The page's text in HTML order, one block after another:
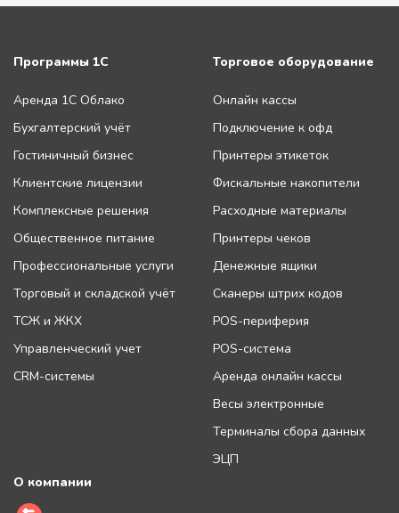
Программы 1С
Аренда 1С Облако
Бухгалтерский учёт
Гостиничный бизнес
Клиентские лицензии
Комплексные решения
Общественное питание
Профессиональные услуги
Торговый и складской учёт
ТСЖ и ЖКХ
Управленческий учет
CRM-системы
Торговое оборудование
Онлайн кассы
Подключение к офд
Принтеры этикеток
Фискальные накопители
Расходные материалы
Принтеры чеков
Денежные ящики
Сканеры штрих кодов
POS-периферия
POS-система
Аренда онлайн кассы
Весы электронные
Терминалы сбора данных
ЭЦП
О компании